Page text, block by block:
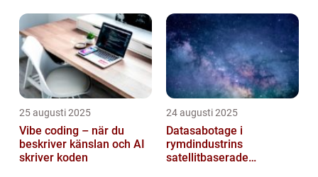
25 augusti 2025
Vibe coding – när du
beskriver känslan och AI
skriver koden
24 augusti 2025
Datasabotage i
rymdindustrins
satellitbaserade